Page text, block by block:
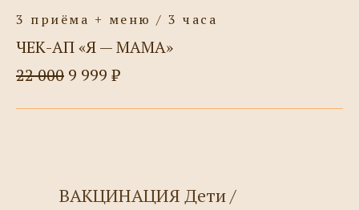
3 приёма + меню / 3 часа
ЧЕК-АП «Я — МАМА»
22 000 9 999 ₽
ВАКЦИНАЦИЯ Дети /